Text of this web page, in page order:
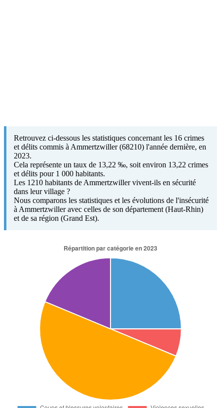
Retrouvez ci-dessous les statistiques concernant les 16 crimes
et délits commis à Ammertzwiller (68210) l'année dernière, en
2023.
Cela représente un taux de 13,22 ‰, soit environ 13,22 crimes
et délits pour 1 000 habitants.
Les 1210 habitants de Ammertzwiller vivent-ils en sécurité
dans leur village ?
Nous comparons les statistiques et les évolutions de l'insécurité
à Ammertzwiller avec celles de son département (Haut-Rhin)
et de sa région (Grand Est).